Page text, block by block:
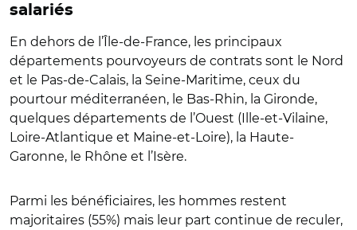
salariés
En dehors de l’Île-de-France, les principaux
départements pourvoyeurs de contrats sont le Nord
et le Pas-de-Calais, la Seine-Maritime, ceux du
pourtour méditerranéen, le Bas-Rhin, la Gironde,
quelques départements de l’Ouest (Ille-et-Vilaine,
Loire-Atlantique et Maine-et-Loire), la Haute-
Garonne, le Rhône et l’Isère.
Parmi les bénéficiaires, les hommes restent
majoritaires (55%) mais leur part continue de reculer,